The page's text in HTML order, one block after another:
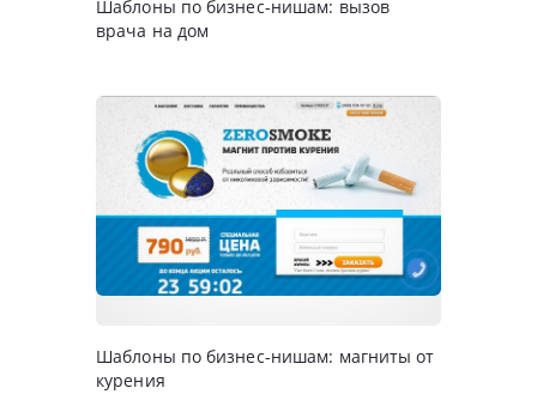
Шаблоны по бизнес-нишам: вызов
врача на дом
Шаблоны по бизнес-нишам: магниты от
курения